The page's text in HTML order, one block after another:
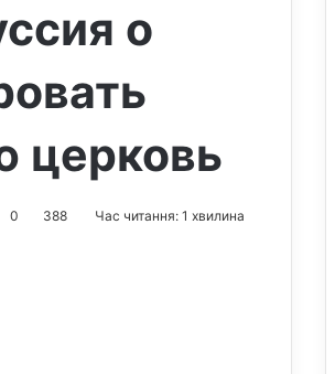
о
церковь
0 388 Час читання: 1 хвилина